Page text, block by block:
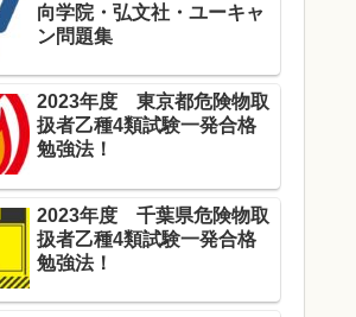
向学院・弘文社・ユーキャ
ン問題集
2023年度 東京都危険物取
扱者乙種4類試験一発合格
勉強法！
2023年度 千葉県危険物取
扱者乙種4類試験一発合格
勉強法！